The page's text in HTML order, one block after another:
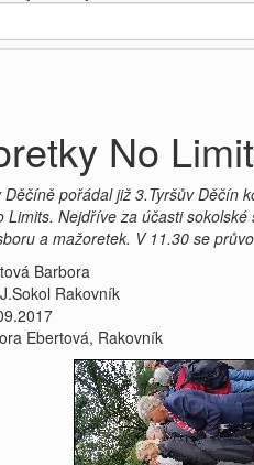
No
pořádal již 3.Tyršův Děčín
Limits. Nejdříve za účasti
a mažoretek. V 11.30 se
Barbora
Rakovník
Ebertová, Rakovník